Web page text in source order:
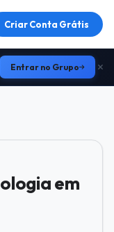
Criar Conta Grátis
Entrar no Grupo
em